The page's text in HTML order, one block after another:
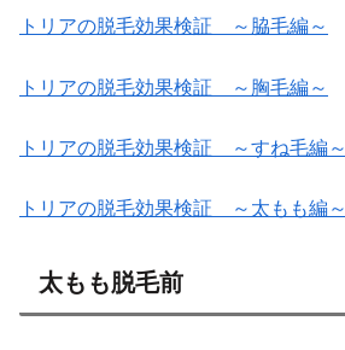
トリアの脱毛効果検証 ～脇毛編～
トリアの脱毛効果検証 ～胸毛編～
トリアの脱毛効果検証 ～すね毛編～
トリアの脱毛効果検証 ～太もも編～
太もも脱毛前